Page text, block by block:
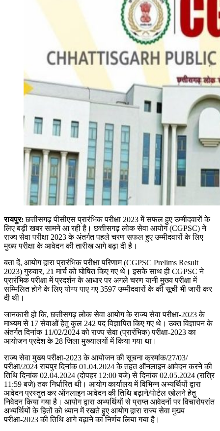
रायपुर: छत्तीसगढ़ पीसीएस प्रारंभिक परीक्षा 2023 में सफल हुए उम्मीदवारों के
लिए बड़ी खबर सामने आ रही है। छत्तीसगढ़ लोक सेवा आयोग (CGPSC) ने
राज्य सेवा परीक्षा 2023 के अंतर्गत पहले चरण सफल हुए उम्मीदवारों के लिए
मुख्य परीक्षा के आवेदन की तारीख आगे बढ़ा दी है।
बता दें, आयोग द्वारा प्रारंभिक परीक्षा परिणाम (CGPSC Prelims Result
2023) गुरुवार, 21 मार्च को घोषित किए गए थे। इसके साथ ही CGPSC ने
प्रारंभिक परीक्षा में प्रदर्शन के आधार पर अगले चरण यानी मुख्य परीक्षा में
सम्मिलित होने के लिए योग्य पाए गए 3597 उम्मीदवारों के की सूची भी जारी कर
दी थी।
जानकारी हो कि, छत्तीसगढ़ लोक सेवा आयोग के राज्य सेवा परीक्षा-2023 के
माध्यम से 17 सेवाओं हेतु कुल 242 पद विज्ञापित किए गए थे। उक्त विज्ञापन के
अंतर्गत दिनांक 11/02/2024 को राज्य सेवा (प्रारंभिक) परीक्षा-2023 का
आयोजन प्रदेश के 28 जिला मुख्यालयों में किया गया था।
राज्य सेवा मुख्य परीक्षा-2023 के आयोजन की सूचना क्रमांक/27/03/
परीक्षा/2024 रायपुर दिनांक 01.04.2024 के तहत ऑनलाइन आवेदन करने की
तिथि दिनांक 02.04.2024 (दोपहर 12:00 बजे) से दिनांक 02.05.2024 (रात्रि
11:59 बजे) तक निर्धारित थी। आयोग कार्यालय में विभिन्न अभ्यर्थियों द्वारा
आवेदन प्रस्तुत कर ऑनलाइन आवेदन की तिथि बढ़ाने/पोर्टल खोलने हेतु
निवेदन किया गया है। आयोग द्वारा अभ्यर्थियों से प्राप्त आवेदनों पर विचारोपरांत
अभ्यर्थियों के हितों को ध्यान में रखते हुए आयोग द्वारा राज्य सेवा मुख्य
परीक्षा-2023 की तिथि आगे बढ़ाने का निर्णय लिया गया है।